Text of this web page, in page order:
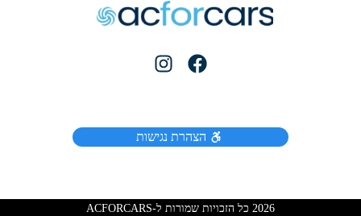
הצהרת נגישות
2026 כל הזכויות שמורות ל-ACFORCARS